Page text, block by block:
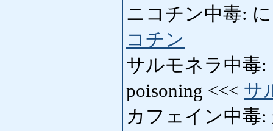
ニコチン中毒:
コチン
サルモネラ中毒:
poisoning <<< サ
カフェイン中毒